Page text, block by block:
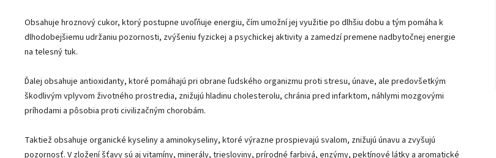
Obsahuje hroznový cukor, ktorý postupne uvoľňuje energiu, čím umožní jej využitie po dlhšiu dobu a tým pomáha k
dlhodobejšiemu udržaniu pozornosti, zvýšeniu fyzickej a psychickej aktivity a zamedzí premene nadbytočnej energie
na telesný tuk.
Ďalej obsahuje antioxidanty, ktoré pomáhajú pri obrane ľudského organizmu proti stresu, únave, ale predovšetkým
škodlivým vplyvom životného prostredia, znižujú hladinu cholesterolu, chránia pred infarktom, náhlymi mozgovými
príhodami a pôsobia proti civilizačným chorobám.
Taktiež obsahuje organické kyseliny a aminokyseliny, ktoré výrazne prospievajú svalom, znižujú únavu a zvyšujú
pozornosť. V zložení šťavy sú aj vitamíny, minerály, triesloviny, prírodné farbivá, enzýmy, pektínové látky a aromatické